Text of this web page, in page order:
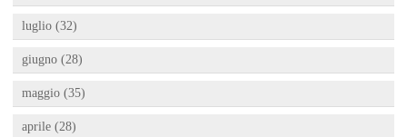
luglio (32)
giugno (28)
maggio (35)
aprile (28)